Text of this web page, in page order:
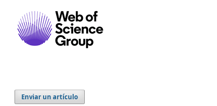
Enviar un artículo